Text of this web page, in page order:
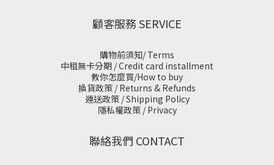
顧客服務 SERVICE
購物前須知/ Terms
中租無卡分期 / Credit card installment
教你怎麼買/How to buy
換貨政策 / Returns & Refunds
運送政策 / Shipping Policy
隱私權政策 / Privacy
聯絡我們 CONTACT